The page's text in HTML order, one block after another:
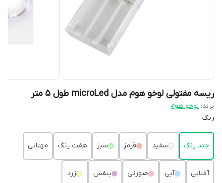
ریسه مفتولی لوخو هوم مدل microLed طول 5 متر
برند: لوخو هوم
رنگ
چند رنگ سفید قرمز سبز هفت رنگ مهتابی
آفتابی آبی صورتی بنفش زرد